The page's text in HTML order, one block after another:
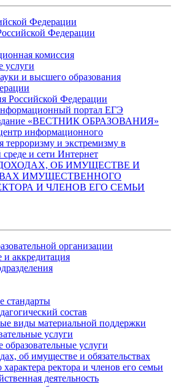
Федерации
Федерации
комиссия
услуги
и высшего образования
Российской Федерации
портал ЕГЭ
«ВЕСТНИК ОБРАЗОВАНИЯ»
информационного
терроризму и экстремизму в
среде и сети Интернет
ОБ ИМУЩЕСТВЕ И
ИМУЩЕСТВЕННОГО
И ЧЛЕНОВ ЕГО СЕМЬИ
организации
аккредитация
стандарты
состав
виды материальной поддержки
услуги
услуги
об имуществе и обязательствах
ректора и членов его семьи
деятельность